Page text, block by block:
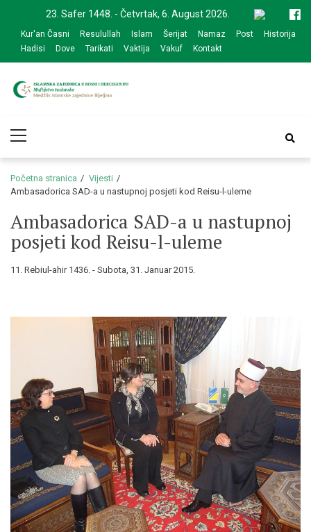
navigation
content
23. Safer 1448. - Četvrtak, 6. August 2026.
Kur'an Časni Resulullah Islam Šerijat Namaz Post
Historija
Hadisi
Dove Tarikati Vaktija Vakuf Kontakt
zajednice Bijeljina
Menu
Početna stranica
Vijesti
Ambasadorica SAD-a u nastupnoj posjeti kod Reisu-l-uleme
Ambasadorica SAD-a u nastupnoj
posjeti kod Reisu-l-uleme
11. Rebiul-ahir 1436. - Subota, 31. Januar 2015.